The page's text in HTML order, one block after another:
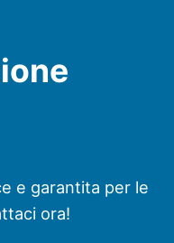
e garantita per le
ora!